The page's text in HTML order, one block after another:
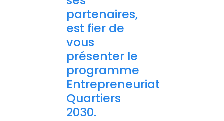
partenaires,
est fier de
vous
présenter le
programme
Entrepreneuriat
Quartiers
2030.